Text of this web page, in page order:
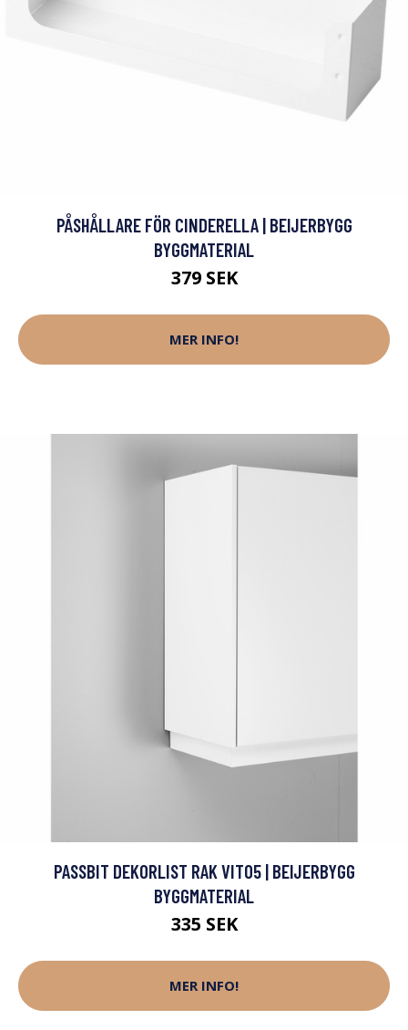
PÅSHÅLLARE FÖR CINDERELLA | BEIJERBYGG
BYGGMATERIAL
379 SEK
MER INFO!
PASSBIT DEKORLIST RAK VIT05 | BEIJERBYGG
BYGGMATERIAL
335 SEK
MER INFO!